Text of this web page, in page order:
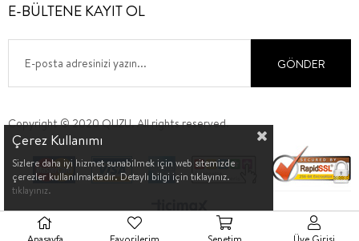
E-BÜLTENE KAYIT OL
GÖNDER
Copyright © 2020 QUZU. All rights reserved.
Çerez Kullanımı
Sizlere daha iyi hizmet sunabilmek için web sitemizde
çerezler kullanılmaktadır. Detaylı bilgi için tıklayınız.
tıklayınız.